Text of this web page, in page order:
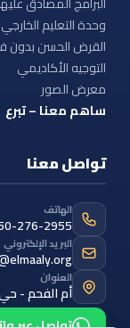
وحدة التعليم الخارجي
القرض الحسن بدون
التوجيه الأكاديمي
معرض الصور
ساهم معنا – تبرع
تواصل معنا
الهاتف
276-2955
البريد الإلكتروني
العنوان
أم الفحم - حي